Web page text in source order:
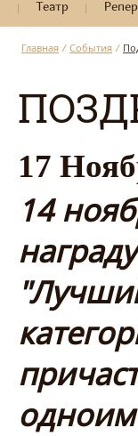
Театр
Главная / События /
17
14